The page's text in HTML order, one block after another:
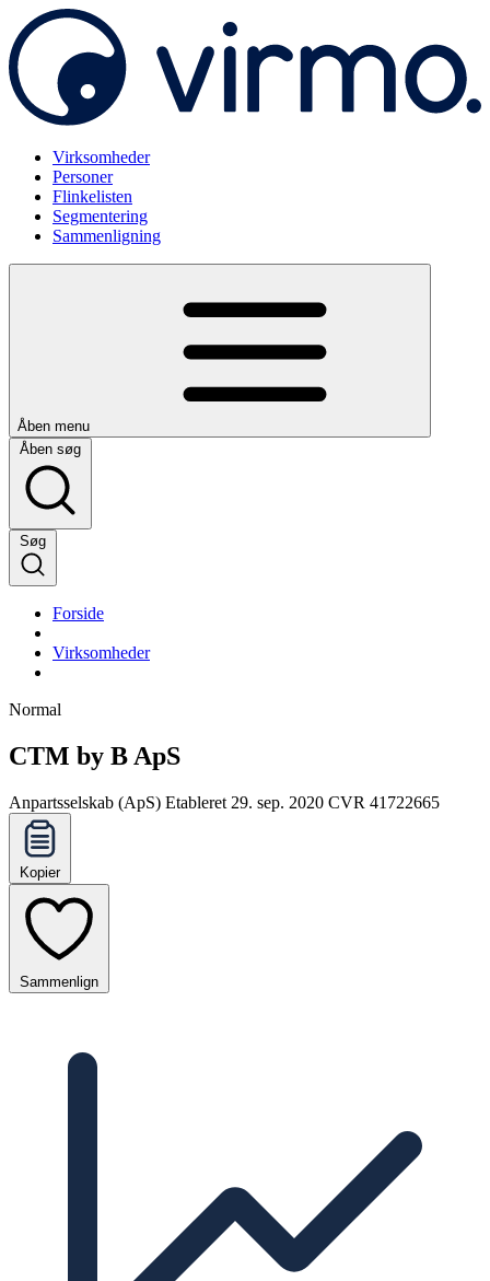
Virksomheder
Personer
Flinkelisten
Segmentering
Sammenligning
Åben menu
Åben søg
Søg
Forside
Virksomheder
Normal
CTM by B ApS
Anpartsselskab (ApS) Etableret 29. sep. 2020 CVR 41722665
Kopier
Sammenlign